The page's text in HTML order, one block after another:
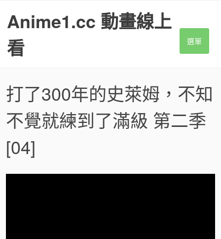
Anime1.cc 動畫線上
看
選單
打了300年的史萊姆，不知
不覺就練到了滿級 第二季
[04]